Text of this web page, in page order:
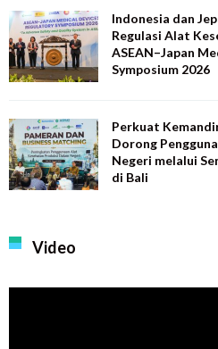
Indonesia dan
Regulasi Alat
ASEAN–Japan
Symposium 2026
Perkuat
Dorong
Negeri melalui
di Bali
Video